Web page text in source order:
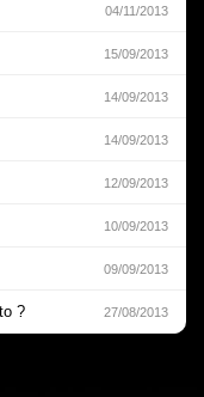
04/11/2013
15/09/2013
14/09/2013
14/09/2013
12/09/2013
10/09/2013
09/09/2013
? 27/08/2013